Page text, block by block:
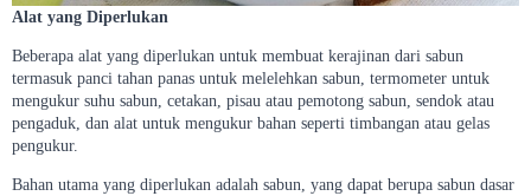
Alat yang Diperlukan
Beberapa alat yang diperlukan untuk membuat kerajinan dari sabun
termasuk panci tahan panas untuk melelehkan sabun, termometer untuk
mengukur suhu sabun, cetakan, pisau atau pemotong sabun, sendok atau
pengaduk, dan alat untuk mengukur bahan seperti timbangan atau gelas
pengukur.
Bahan utama yang diperlukan adalah sabun, yang dapat berupa sabun dasar